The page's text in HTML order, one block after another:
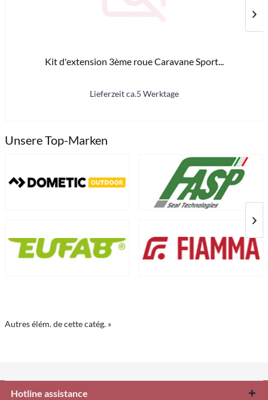
Kit d'extension 3ème roue Caravane Sport...
Lieferzeit ca.5 Werktage
Unsere Top-Marken
Autres élém. de cette catég. »
Hotline assistance